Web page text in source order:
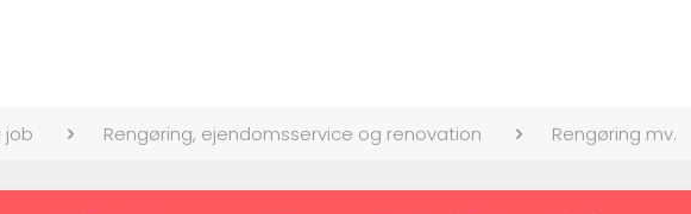
job Rengøring, ejendomsservice og renovation Rengøring mv.